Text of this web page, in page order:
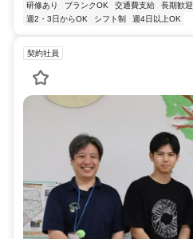
研修あり
ブランクOK 交通費支給 長期歓迎
週2・3日からOK
シフト制 週4日以上OK
契約社員